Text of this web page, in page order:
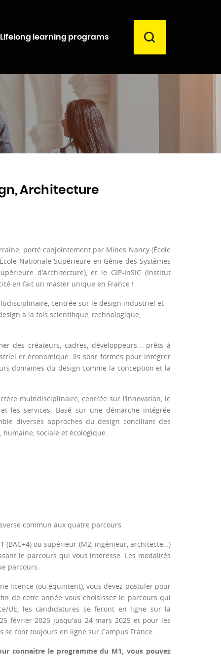
Lifelong learning programs
Architecture
porté conjointement par Mines Nancy (École
Nationale Supérieure en Génie des Systèmes
d’Architecture), et le GIP-InSIC (Institut
en fait un master unique en France !
centrée sur le design industriel et
à la fois scientifique, technologique,
des créateurs, cadres, développeurs... prêts à
et économique. Ils sont formés pour intégrer
domaines du design comme la conception et la
multidisciplinaire, centrée sur l’innovation, le
les services. Basé sur une démarche intégrée
diverses approches du design conciliant des
sociale et écologique.
commun aux quatre parcours.
(BAC+4) ou supérieur (M2, ingénieur, architecte…)
le parcours qui vous intéresse. Les modalités
parcours.
licence (ou équintent), vous devez postuler pour
de cette année vous choisissez le parcours qui
UE, les candidatures se feront en ligne sur la
février 2025 jusqu'au 24 mars 2025 et pour les
font toujours en ligne sur Campus France.
connaitre le programme du M1, vous pouvez